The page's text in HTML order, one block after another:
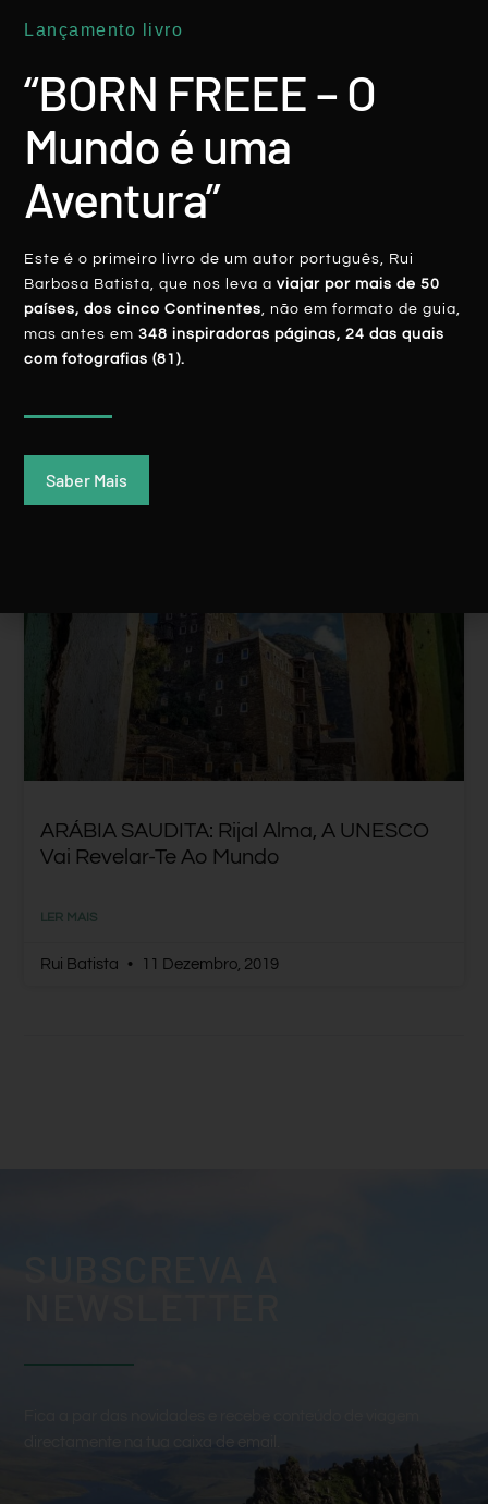
Arábia Saudita: Histórica Ushaiger
Encanta, Shaqra Surpreende
LER MAIS
ARÁBIA SAUDITA: Rijal Alma, A UNESCO
Vai Revelar-Te Ao Mundo
LER MAIS
Rui Batista 11 Dezembro, 2019
directamente na tua caixa de email.
Lançamento livro
“BORN FREEE – O
Mundo é uma
Aventura”
Este é o primeiro livro de um autor português, Rui
Barbosa Batista, que nos leva aviajar por mais de 50
países, dos cinco Continentes, não em formato de guia,
mas antes em348 inspiradoras páginas, 24 das quais
com fotografias (81).
Saber Mais